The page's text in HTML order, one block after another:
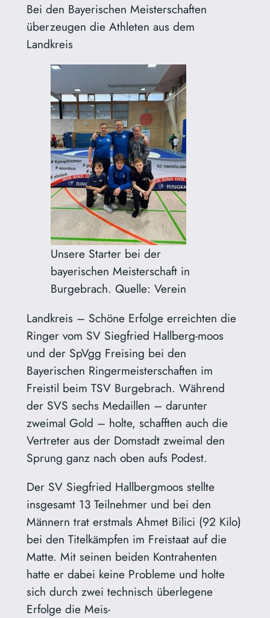
Bei den Bayerischen Meisterschaften
überzeugen die Athleten aus dem
Landkreis
Unsere Starter bei der
bayerischen Meisterschaft in
Burgebrach. Quelle: Verein
Landkreis – Schöne Erfolge erreichten die
Ringer vom SV Siegfried Hallberg-moos
und der SpVgg Freising bei den
Bayerischen Ringermeisterschaften im
Freistil beim TSV Burgebrach. Während
der SVS sechs Medaillen – darunter
zweimal Gold – holte, schafften auch die
Vertreter aus der Domstadt zweimal den
Sprung ganz nach oben aufs Podest.
Der SV Siegfried Hallbergmoos stellte
insgesamt 13 Teilnehmer und bei den
Männern trat erstmals Ahmet Bilici (92 Kilo)
bei den Titelkämpfen im Freistaat auf die
Matte. Mit seinen beiden Kontrahenten
hatte er dabei keine Probleme und holte
sich durch zwei technisch überlegene
Erfolge die Meis-